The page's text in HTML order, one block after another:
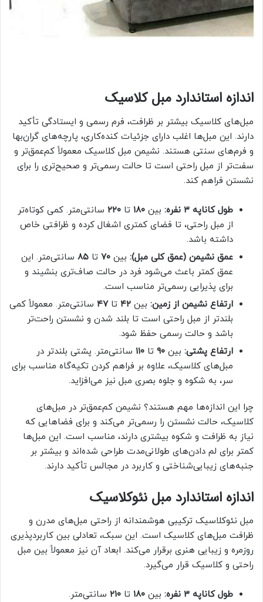
اندازه استاندارد مبل کلاسیک
مبل‌های کلاسیک بیشتر بر ظرافت، فرم رسمی و ایستادگی تأکید
دارند. این مبل‌ها اغلب دارای جزئیات کنده‌کاری، پارچه‌های گران‌بها
و فرم‌های سنتی هستند. نشیمن مبل کلاسیک معمولاً کم‌عمق‌تر و
سفت‌تر از مبل راحتی است تا حالت رسمی‌تر و صحیح‌تری را برای
نشستن فراهم کند.
طول کاناپه ۳ نفره: بین ۱۸۰ تا ۲۲۰ سانتی‌متر. کمی کوتاه‌تر
از مبل راحتی، تا فضای کمتری اشغال کرده و ظرافتی خاص
داشته باشد.
عمق نشیمن (عمق کلی مبل): بین ۷۰ تا ۸۵ سانتی‌متر. این
عمق کمتر باعث می‌شود فرد در حالت صاف‌تری بنشیند و
برای پذیرایی رسمی‌تر مناسب است.
ارتفاع نشیمن از زمین: بین ۴۲ تا۴۷ سانتی‌متر. معمولاً کمی
بلندتر از مبل راحتی است تا بلند شدن و نشستن راحت‌تر
باشد و حالت رسمی حفظ شود.
ارتفاع پشتی: بین ۹۰ تا ۱۱۰ سانتی‌متر. پشتی بلندتر در
مبل‌های کلاسیک، علاوه بر فراهم کردن تکیه‌گاه مناسب برای
سر، به شکوه و جلوه بصری مبل نیز می‌افزاید.
چرا این اندازه‌ها مهم هستند؟ نشیمن کم‌عمق‌تر در مبل‌های
کلاسیک، حالت نشستن را رسمی‌تر می‌کند و برای فضاهایی که
نیاز به ظرافت و شکوه بیشتری دارند، مناسب است. این مبل‌ها
کمتر برای لم دادن‌های طولانی‌مدت طراحی شده‌اند و بیشتر بر
جنبه‌های زیبایی‌شناختی و کاربرد در مجالس تأکید دارند.
اندازه استاندارد مبل نئوکلاسیک
مبل نئوکلاسیک ترکیبی هوشمندانه از راحتی مبل‌های مدرن و
ظرافت مبل‌های کلاسیک است. این سبک، تعادلی بین کاربردپذیری
روزمره و زیبایی هنری برقرار می‌کند. ابعاد آن نیز معمولاً بین مبل
راحتی و کلاسیک قرار می‌گیرد.
طول کاناپه ۳ نفره: بین ۱۸۰ تا ۲۱۰ سانتی‌متر.